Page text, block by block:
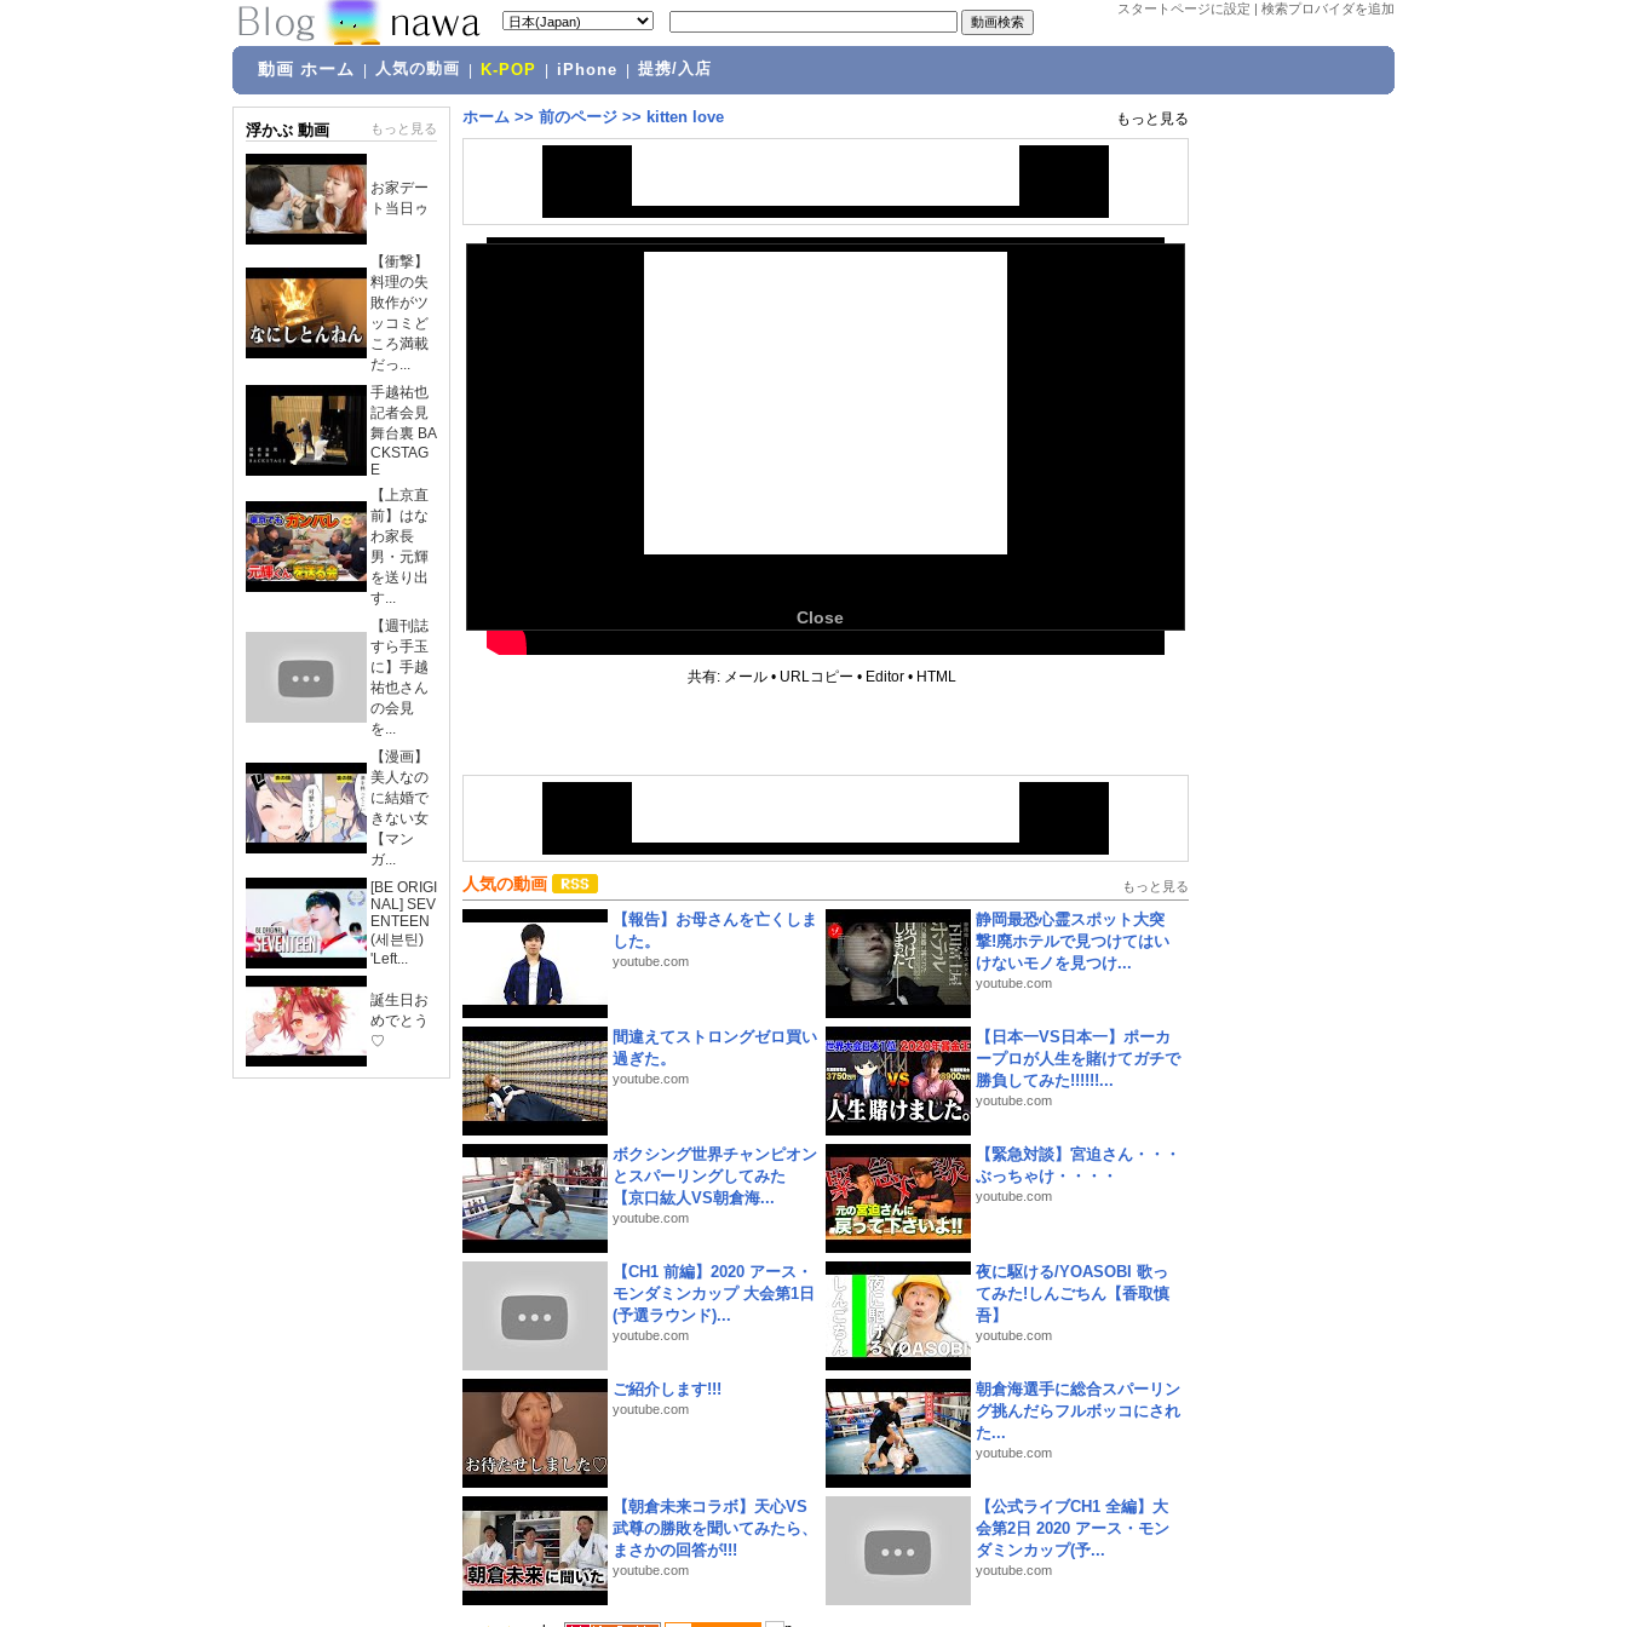
スタートページに設定 | 検索プロバイダを追加
動画 ホーム 人気の動画 K-POP iPhone 提携/入店
浮かぶ 動画 もっと見る
お家デー
ト当日ゥ
【衝撃】
料理の失
敗作がツ
ッコミど
ころ満載
だっ...
手越祐也
記者会見
舞台裏 BA
CKSTAG
E
【上京直
前】はな
わ家長
男・元輝
を送り出
す...
【週刊誌
すら手玉
に】手越
祐也さん
の会見
を...
【漫画】
美人なの
に結婚で
きない女
【マン
ガ...
[BE ORIGI
NAL] SEV
ENTEEN
(세븐틴)
'Left...
誕生日お
めでとう
♡
ホーム >> 前のページ >> kitten love もっと見る
Close
共有: メール • URLコピー • Editor • HTML
人気の動画 もっと見る
【報告】お母さんを亡くしま
した。
youtube.com
静岡最恐心霊スポット大突
撃!廃ホテルで見つけてはい
けないモノを見つけ...
youtube.com
間違えてストロングゼロ買い
過ぎた。
youtube.com
【日本一VS日本一】ポーカ
ープロが人生を賭けてガチで
勝負してみた!!!!!!...
youtube.com
ボクシング世界チャンピオン
とスパーリングしてみた
【京口紘人VS朝倉海...
youtube.com
【緊急対談】宮迫さん・・・
ぶっちゃけ・・・・
youtube.com
【CH1 前編】2020 アース・
モンダミンカップ 大会第1日
(予選ラウンド)...
youtube.com
夜に駆ける/YOASOBI 歌っ
てみた!しんごちん【香取慎
吾】
youtube.com
ご紹介します!!!
youtube.com
朝倉海選手に総合スパーリン
グ挑んだらフルボッコにされ
た...
youtube.com
【朝倉未来コラボ】天心VS
武尊の勝敗を聞いてみたら、
まさかの回答が!!!
youtube.com
【公式ライブCH1 全編】大
会第2日 2020 アース・モン
ダミンカップ(予...
youtube.com